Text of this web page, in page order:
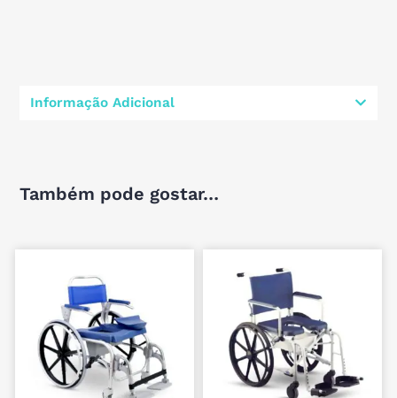
Informação Adicional
Também pode gostar…